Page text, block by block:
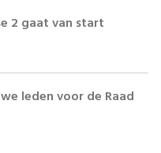
2 gaat van start
leden voor de Raad